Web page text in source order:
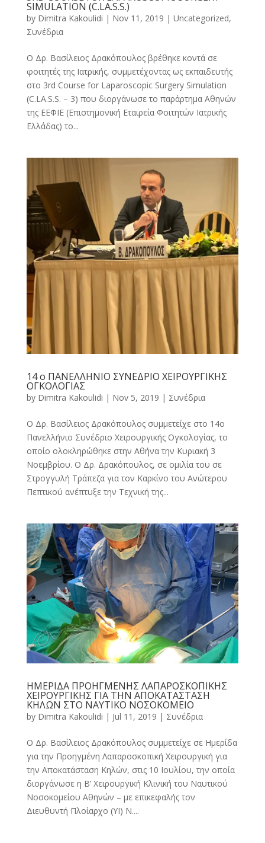
SIMULATION (C.LA.S.S.)
by Dimitra Kakoulidi | Nov 11, 2019 | Uncategorized,
Συνέδρια
O Δρ. Βασίλειος Δρακόπουλος βρέθηκε κοντά σε
φοιτητές της Ιατρικής, συμμετέχοντας ως εκπαιδευτής
στο 3rd Course for Laparoscopic Surgery Simulation
(C.LA.S.S. – 3) που διοργάνωσε το παράρτημα Αθηνών
της ΕΕΦΙΕ (Επιστημονική Εταιρεία Φοιτητών Ιατρικής
Ελλάδας) το...
14 ο ΠΑΝΕΛΛΗΝΙΟ ΣΥΝΕΔΡΙΟ ΧΕΙΡΟΥΡΓΙΚΗΣ
ΟΓΚΟΛΟΓΙΑΣ
by Dimitra Kakoulidi | Nov 5, 2019 | Συνέδρια
Ο Δρ. Βασίλειος Δρακόπουλος συμμετείχε στο 14ο
Πανελλήνιο Συνέδριο Χειρουργικής Ογκολογίας, το
οποίο ολοκληρώθηκε στην Αθήνα την Κυριακή 3
Νοεμβρίου. Ο Δρ. Δρακόπουλος, σε ομιλία του σε
Στρογγυλή Τράπεζα για τον Καρκίνο του Ανώτερου
Πεπτικού ανέπτυξε την Τεχνική της...
ΗΜΕΡΙΔΑ ΠΡΟΗΓΜΕΝΗΣ ΛΑΠΑΡΟΣΚΟΠΙΚΗΣ
ΧΕΙΡΟΥΡΓΙΚΗΣ ΓΙΑ ΤΗΝ ΑΠΟΚΑΤΑΣΤΑΣΗ
ΚΗΛΩΝ ΣΤΟ ΝΑΥΤΙΚΟ ΝΟΣΟΚΟΜΕΙΟ
by Dimitra Kakoulidi | Jul 11, 2019 | Συνέδρια
Ο Δρ. Βασίλειος Δρακόπουλος συμμετείχε σε Ημερίδα
για την Προηγμένη Λαπαροσκοπική Χειρουργική για
την Αποκατάσταση Κηλών, στις 10 Ιουλίου, την οποία
διοργάνωσε η Β’ Χειρουργική Κλινική του Ναυτικού
Νοσοκομείου Αθηνών – με επικεφαλής τον
Διευθυντή Πλοίαρχο (ΥΙ) Ν....